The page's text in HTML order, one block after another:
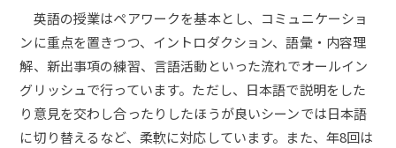
英語の授業はペアワークを基本とし、コミュニケーショ
ンに重点を置きつつ、イントロダクション、語彙・内容理
解、新出事項の練習、言語活動といった流れでオールイン
グリッシュで行っています。ただし、日本語で説明をした
り意見を交わし合ったりしたほうが良いシーンでは日本語
に切り替えるなど、柔軟に対応しています。また、年8回は